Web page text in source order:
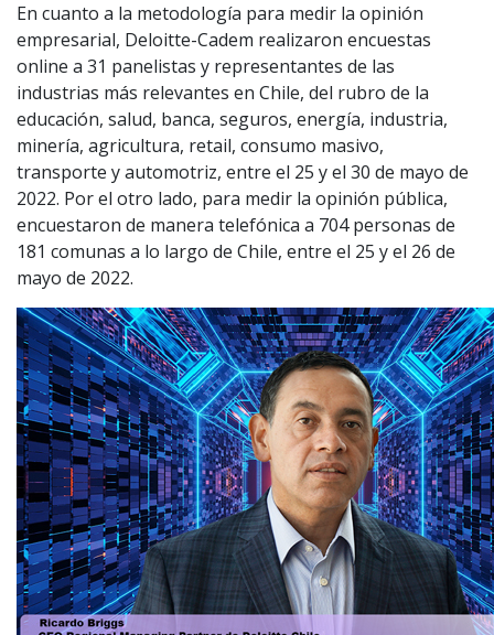
En cuanto a la metodología para medir la opinión
empresarial, Deloitte-Cadem realizaron encuestas
online a 31 panelistas y representantes de las
industrias más relevantes en Chile, del rubro de la
educación, salud, banca, seguros, energía, industria,
minería, agricultura, retail, consumo masivo,
transporte y automotriz, entre el 25 y el 30 de mayo de
2022. Por el otro lado, para medir la opinión pública,
encuestaron de manera telefónica a 704 personas de
181 comunas a lo largo de Chile, entre el 25 y el 26 de
mayo de 2022.